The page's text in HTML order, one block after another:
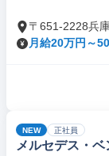
〒651-2228兵
月給20万円～
NEW 正社員
メルセデス・